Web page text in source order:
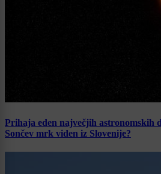
Prihaja eden največjih astronomskih
Sončev mrk viden iz Slovenije?